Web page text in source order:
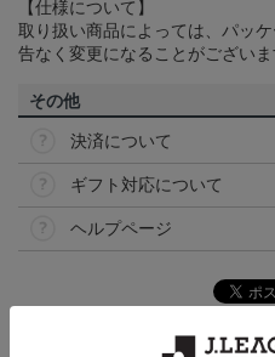
【仕様について】
取り扱い商品によっては、パッ
告なく変更になることがございま
その他
決済について
ギフト対応について
ヘルプページ